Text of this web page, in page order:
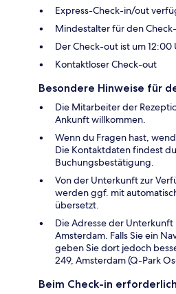
Express-Check-in/out
Mindestalter für den
Der Check-out ist um 12:00
Kontaktloser Check-out
Besondere Hinweise für
Die Mitarbeiter der
Ankunft willkommen.
Wenn du Fragen hast,
Die Kontaktdaten findest
Buchungsbestätigung.
Von der Unterkunft zur
werden ggf. mit
übersetzt.
Die Adresse der
Amsterdam. Falls Sie ein
geben Sie dort jedoch
249, Amsterdam (Q-Park
Beim Check-in erforderlich